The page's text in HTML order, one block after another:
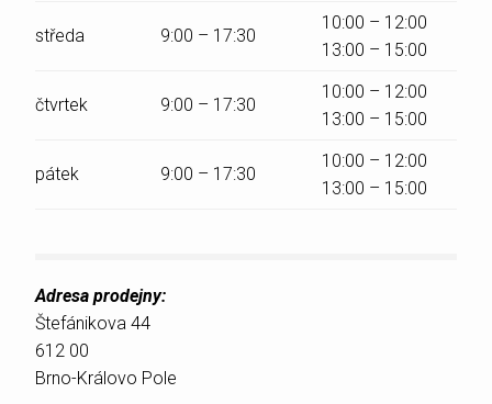
středa 9:00 – 17:30
10:00 – 12:00
13:00 – 15:00
čtvrtek 9:00 – 17:30
10:00 – 12:00
13:00 – 15:00
pátek 9:00 – 17:30
10:00 – 12:00
13:00 – 15:00
Adresa prodejny:
Štefánikova 44
612 00
Brno-Královo Pole